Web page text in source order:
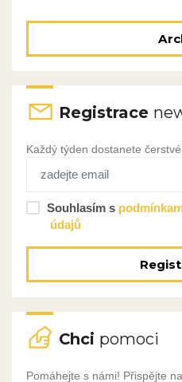
Registrace
Každý týden dostanete
Souhlasím s
údajů
Chci pomoci
Pomáhejte s námi! Přispějte